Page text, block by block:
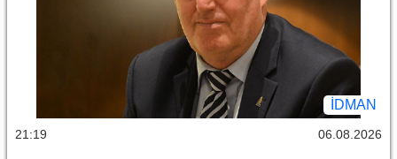
İDMAN
21:19 06.08.2026